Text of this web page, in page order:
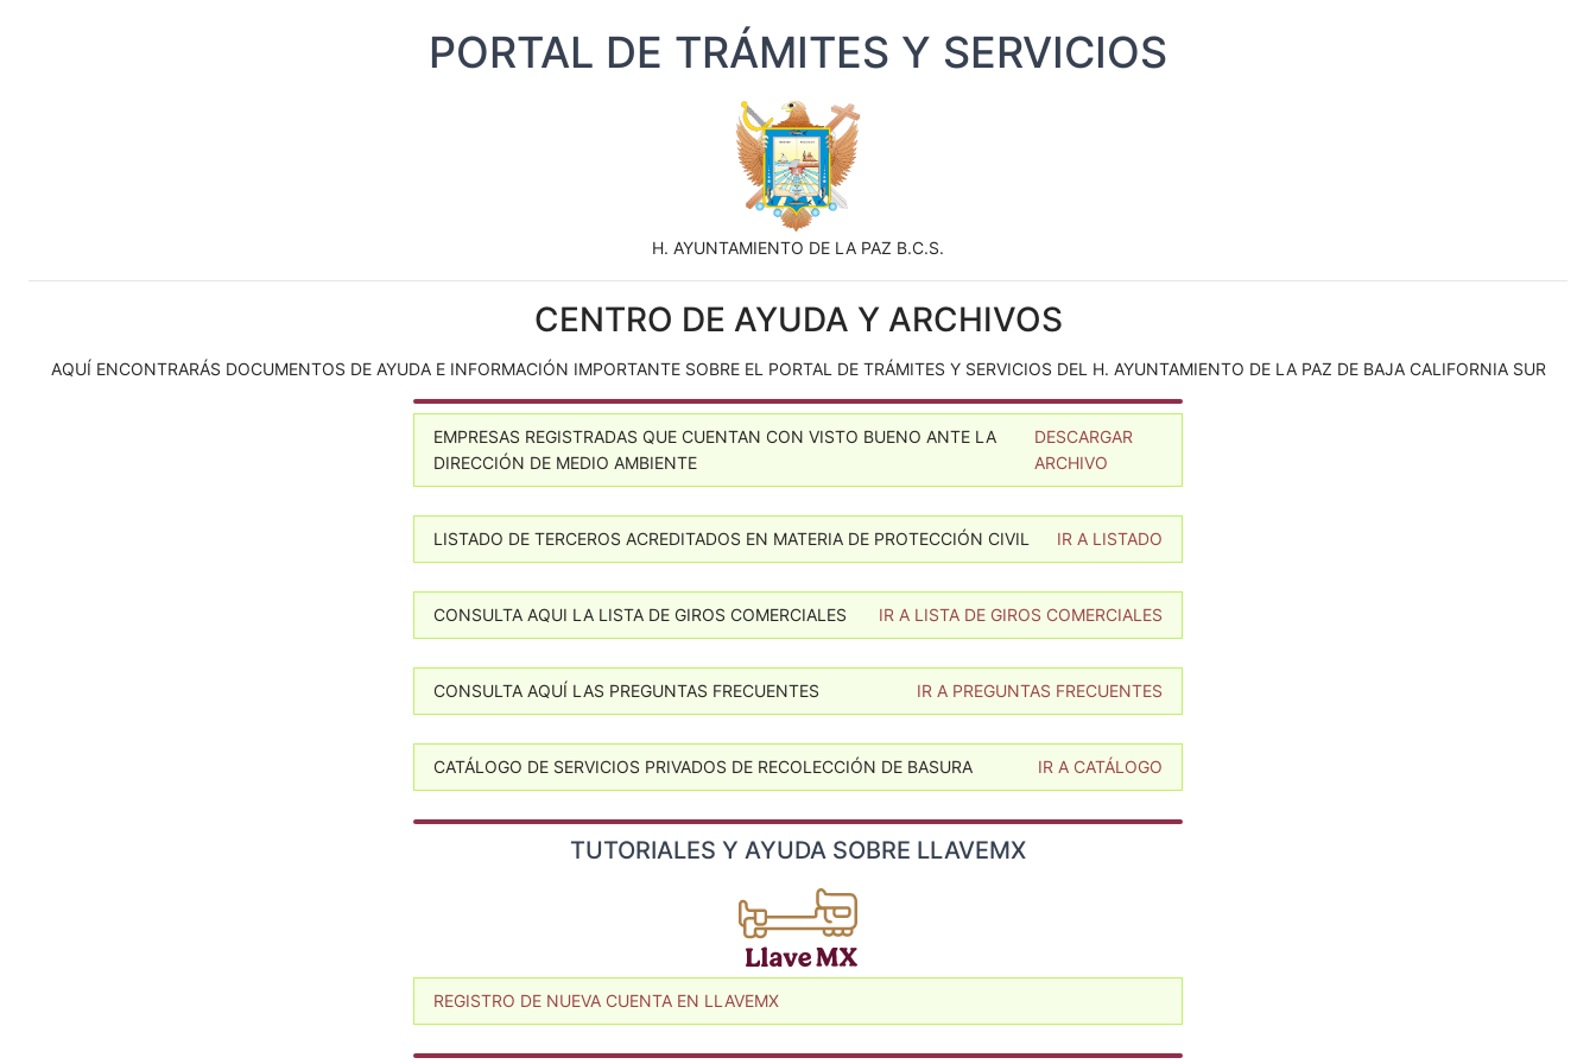
PORTAL DE TRÁMITES Y SERVICIOS
H. AYUNTAMIENTO DE LA PAZ B.C.S.
CENTRO DE AYUDA Y ARCHIVOS
AQUÍ ENCONTRARÁS DOCUMENTOS DE AYUDA E INFORMACIÓN IMPORTANTE SOBRE EL PORTAL DE TRÁMITES Y SERVICIOS DEL H. AYUNTAMIENTO DE LA PAZ DE BAJA CALIFORNIA SUR
EMPRESAS REGISTRADAS QUE CUENTAN CON VISTO BUENO ANTE LA
DIRECCIÓN DE MEDIO AMBIENTE
DESCARGAR
ARCHIVO
LISTADO DE TERCEROS ACREDITADOS EN MATERIA DE PROTECCIÓN CIVIL IR A LISTADO
CONSULTA AQUI LA LISTA DE GIROS COMERCIALES IR A LISTA DE GIROS COMERCIALES
CONSULTA AQUÍ LAS PREGUNTAS FRECUENTES IR A PREGUNTAS FRECUENTES
CATÁLOGO DE SERVICIOS PRIVADOS DE RECOLECCIÓN DE BASURA IR A CATÁLOGO
TUTORIALES Y AYUDA SOBRE LLAVEMX
REGISTRO DE NUEVA CUENTA EN LLAVEMX